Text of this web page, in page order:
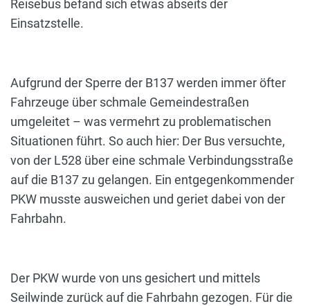
Reisebus befand sich etwas abseits der
Einsatzstelle.
Aufgrund der Sperre der B137 werden immer öfter
Fahrzeuge über schmale Gemeindestraßen
umgeleitet – was vermehrt zu problematischen
Situationen führt. So auch hier: Der Bus versuchte,
von der L528 über eine schmale Verbindungsstraße
auf die B137 zu gelangen. Ein entgegenkommender
PKW musste ausweichen und geriet dabei von der
Fahrbahn.
Der PKW wurde von uns gesichert und mittels
Seilwinde zurück auf die Fahrbahn gezogen. Für die